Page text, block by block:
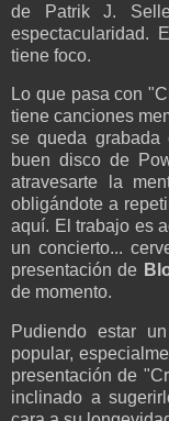
de Patrik J.
espectacularidad.
tiene foco.
Lo que pasa con
tiene canciones
se queda
buen disco de
atravesarte la
obligándote a
aquí. El trabajo es
un concierto...
presentación de
de momento.
Pudiendo estar
popular,
presentación de
inclinado a